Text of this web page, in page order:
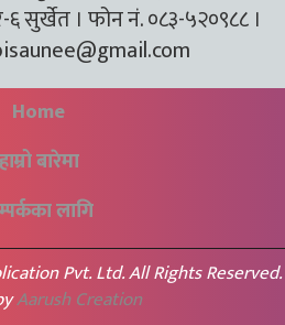
६ सुर्खेत । फोन नं. ०८३-५२०९८८ ।
Home
हाम्रो बारेमा
लागि
Pvt. Ltd. All Rights Reserved.
Aarush Creation